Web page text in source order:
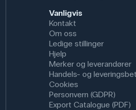
Vanligvis
Kontakt
Om oss
Ledige stillinger
Hjelp
Merker og leverandører
Handels- og
Cookies
Personvern (GDPR)
Export Catalogue (PDF)